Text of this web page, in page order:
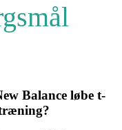
Balance løbe t-